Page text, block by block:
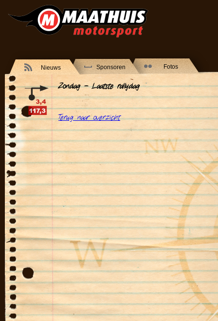
Nieuws Sponsoren Fotos
Zondag - Laatste rallydag
Terug naar overzicht